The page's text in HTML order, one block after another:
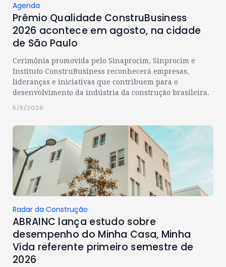
Agenda
Prêmio Qualidade ConstruBusiness
2026 acontece em agosto, na cidade
de São Paulo
Cerimônia promovida pelo Sinaprocim, Sinprocim e
Instituto ConstruBusiness reconhecerá empresas,
lideranças e iniciativas que contribuem para o
desenvolvimento da indústria da construção brasileira.
5/8/2026
Radar da Construção
ABRAINC lança estudo sobre
desempenho do Minha Casa, Minha
Vida referente primeiro semestre de
2026